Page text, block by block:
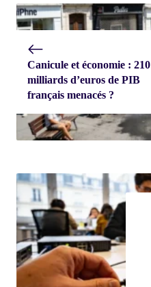
Canicule et économie : 210
milliards d’euros de PIB
français menacés ?